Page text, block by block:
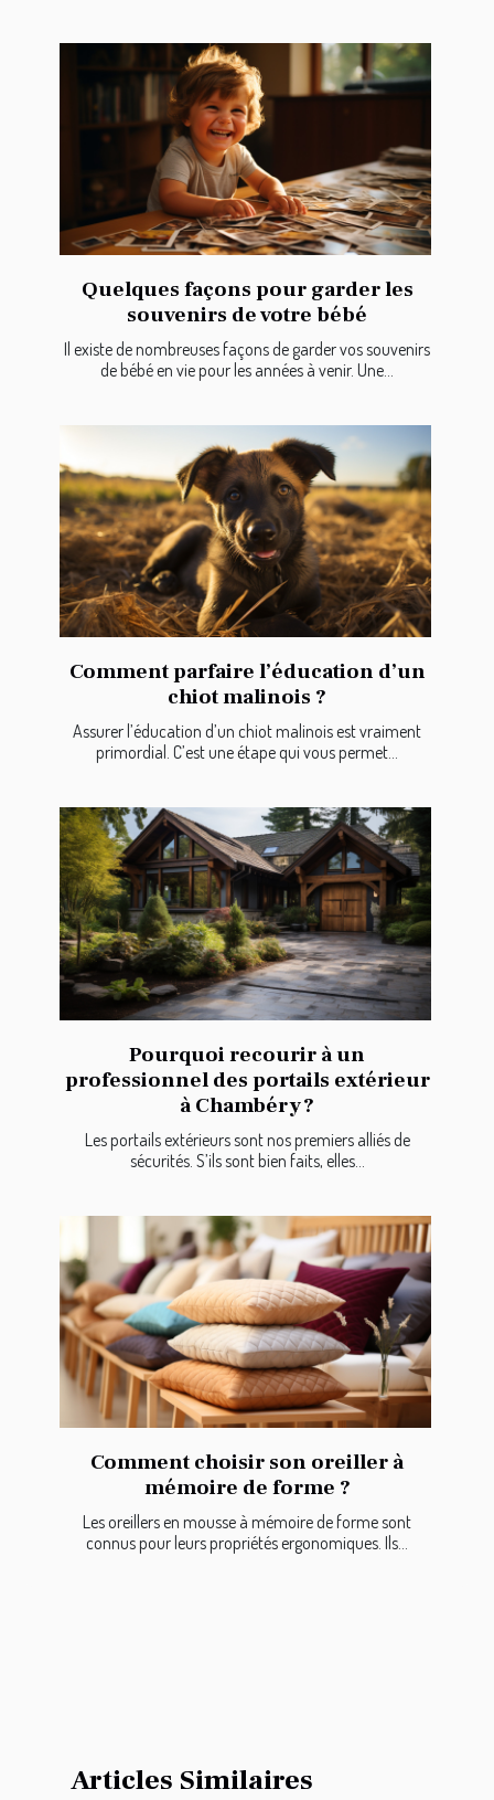
Quelques façons pour garder les
souvenirs de votre bébé
Il existe de nombreuses façons de garder vos souvenirs
de bébé en vie pour les années à venir. Une...
Comment parfaire l’éducation d’un
chiot malinois ?
Assurer l’éducation d’un chiot malinois est vraiment
primordial. C’est une étape qui vous permet...
Pourquoi recourir à un
professionnel des portails extérieur
à Chambéry ?
Les portails extérieurs sont nos premiers alliés de
sécurités. S’ils sont bien faits, elles...
Comment choisir son oreiller à
mémoire de forme ?
Les oreillers en mousse à mémoire de forme sont
connus pour leurs propriétés ergonomiques. Ils...
Articles Similaires